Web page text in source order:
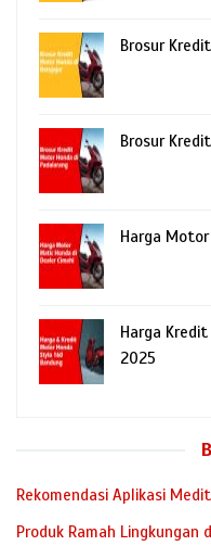
Brosur
Brosur
Harga
Harga
2025
Rekomendasi Aplikasi
Produk Ramah Lingkungan